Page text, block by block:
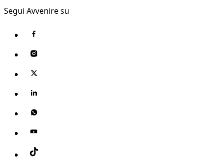
Segui Avvenire su